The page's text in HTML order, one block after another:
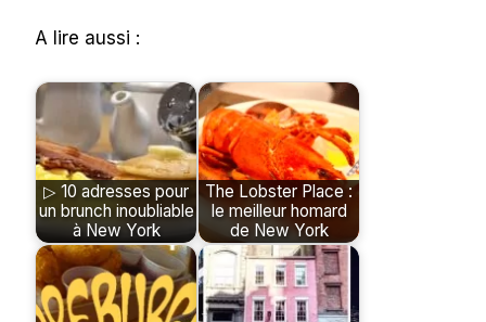
A lire aussi :
▷ 10 adresses pour
un brunch inoubliable
à New York
The Lobster Place :
le meilleur homard
de New York